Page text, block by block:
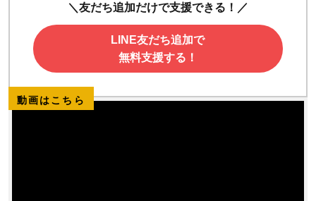
＼友だち追加だけで支援できる！／
LINE友だち追加で
無料支援する！
動画はこちら